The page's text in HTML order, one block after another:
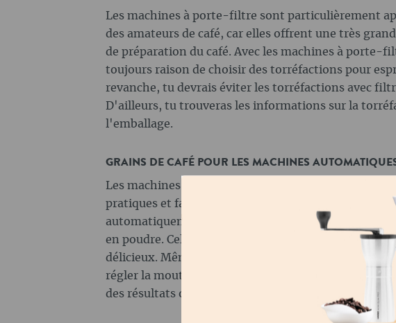
Les machines à porte-filtre sont particulièrement
des amateurs de café, car elles offrent une très
de préparation du café. Avec les machines à porte-
toujours raison de choisir des torréfactions pour
revanche, tu devrais éviter les torréfactions avec
D'ailleurs, tu trouveras les informations sur la
l'emballage.
GRAINS DE CAFÉ POUR LES MACHINES
Les machines à café automatiques sont
pratiques et faciles à utiliser. Les grains de café sont
automatiquement et l'eau chaude est poussée à
en poudre. Cela permet d'obtenir un café simple
délicieux. Même avec les machines à café
régler la mouture et la quantité d'eau souhaitée
des résultats optimaux.